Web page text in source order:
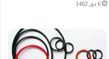
6 دی 1402